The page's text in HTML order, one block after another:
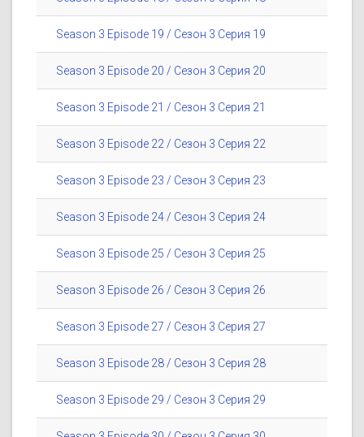
Season 3 Episode 19 / Сезон 3 Серия 19
Season 3 Episode 20 / Сезон 3 Серия 20
Season 3 Episode 21 / Сезон 3 Серия 21
Season 3 Episode 22 / Сезон 3 Серия 22
Season 3 Episode 23 / Сезон 3 Серия 23
Season 3 Episode 24 / Сезон 3 Серия 24
Season 3 Episode 25 / Сезон 3 Серия 25
Season 3 Episode 26 / Сезон 3 Серия 26
Season 3 Episode 27 / Сезон 3 Серия 27
Season 3 Episode 28 / Сезон 3 Серия 28
Season 3 Episode 29 / Сезон 3 Серия 29